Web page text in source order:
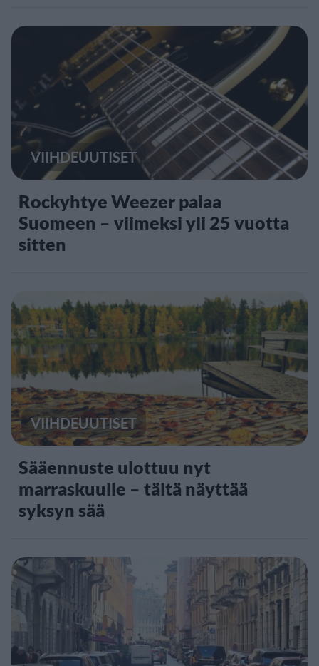
VIIHDEUUTISET
Rockyhtye Weezer palaa
Suomeen – viimeksi yli 25 vuotta
sitten
VIIHDEUUTISET
Sääennuste ulottuu nyt
marraskuulle – tältä näyttää
syksyn sää